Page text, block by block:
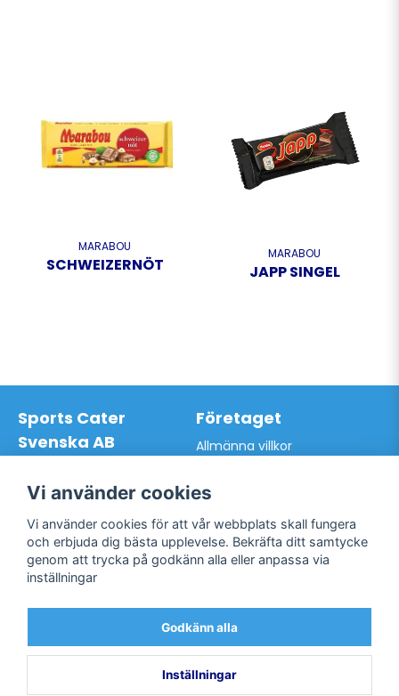
MARABOU
SCHWEIZERNÖT
MARABOU
JAPP SINGEL
Sports Cater
Svenska AB
Org.nr: 559024-7762
Mail:info@sportscater.se
Företaget
Allmänna villkor
Bli kund / Logga in
Support
Allmänna villkor
Kontakta oss
Facebook
Twitter
Vi använder cookies
Vi använder cookies för att vår webbplats skall fungera
och erbjuda dig bästa upplevelse. Bekräfta ditt samtycke
genom att trycka på godkänn alla eller anpassa via
inställningar
Godkänn alla
Inställningar